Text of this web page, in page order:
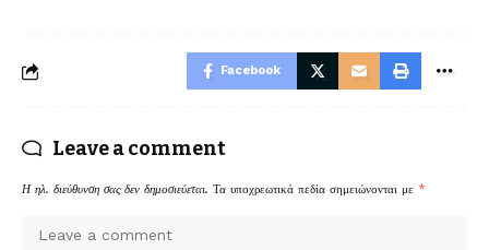
Facebook
Leave a comment
Η ηλ. διεύθυνση σας δεν δημοσιεύεται. Τα υποχρεωτικά πεδία σημειώνονται με *